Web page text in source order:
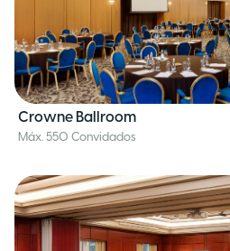
Crowne Ballroom
Máx. 550 Convidados